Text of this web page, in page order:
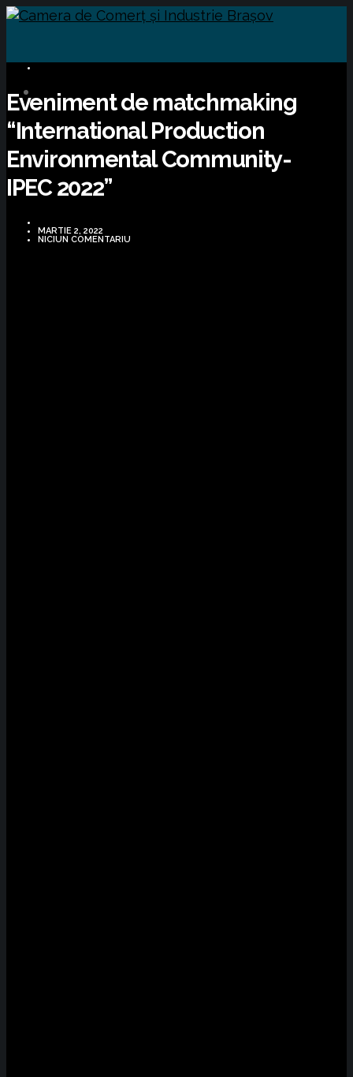
Eveniment de matchmaking
“International Production
Environmental Community-
IPEC 2022”
MARTIE 2, 2022
NICIUN COMENTARIU